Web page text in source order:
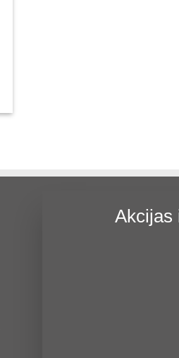
Akcijas